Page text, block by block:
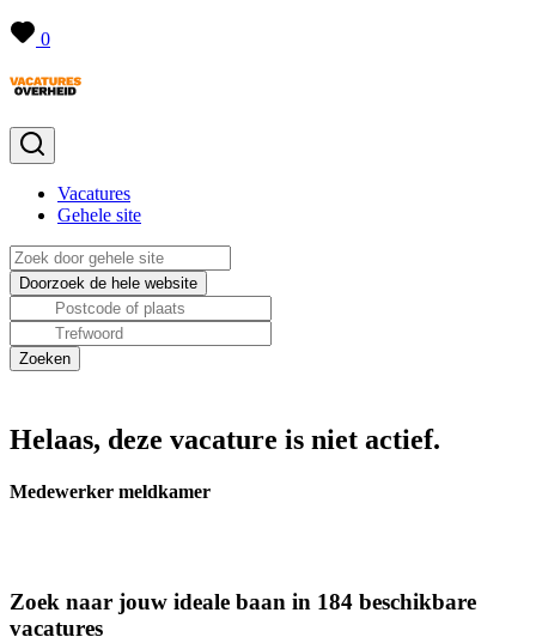
0
Vacatures
Gehele site
Helaas, deze vacature is niet actief.
Medewerker meldkamer
Zoek naar jouw ideale baan in 184 beschikbare
vacatures